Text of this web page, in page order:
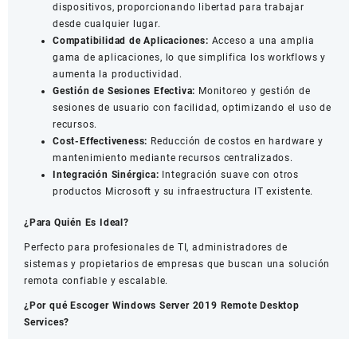
dispositivos, proporcionando libertad para trabajar
desde cualquier lugar.
Compatibilidad de Aplicaciones: Acceso a una amplia
gama de aplicaciones, lo que simplifica los workflows y
aumenta la productividad.
Gestión de Sesiones Efectiva: Monitoreo y gestión de
sesiones de usuario con facilidad, optimizando el uso de
recursos.
Cost-Effectiveness: Reducción de costos en hardware y
mantenimiento mediante recursos centralizados.
Integración Sinérgica: Integración suave con otros
productos Microsoft y su infraestructura IT existente.
¿Para Quién Es Ideal?
Perfecto para profesionales de TI, administradores de
sistemas y propietarios de empresas que buscan una solución
remota confiable y escalable.
¿Por qué Escoger Windows Server 2019 Remote Desktop
Services?